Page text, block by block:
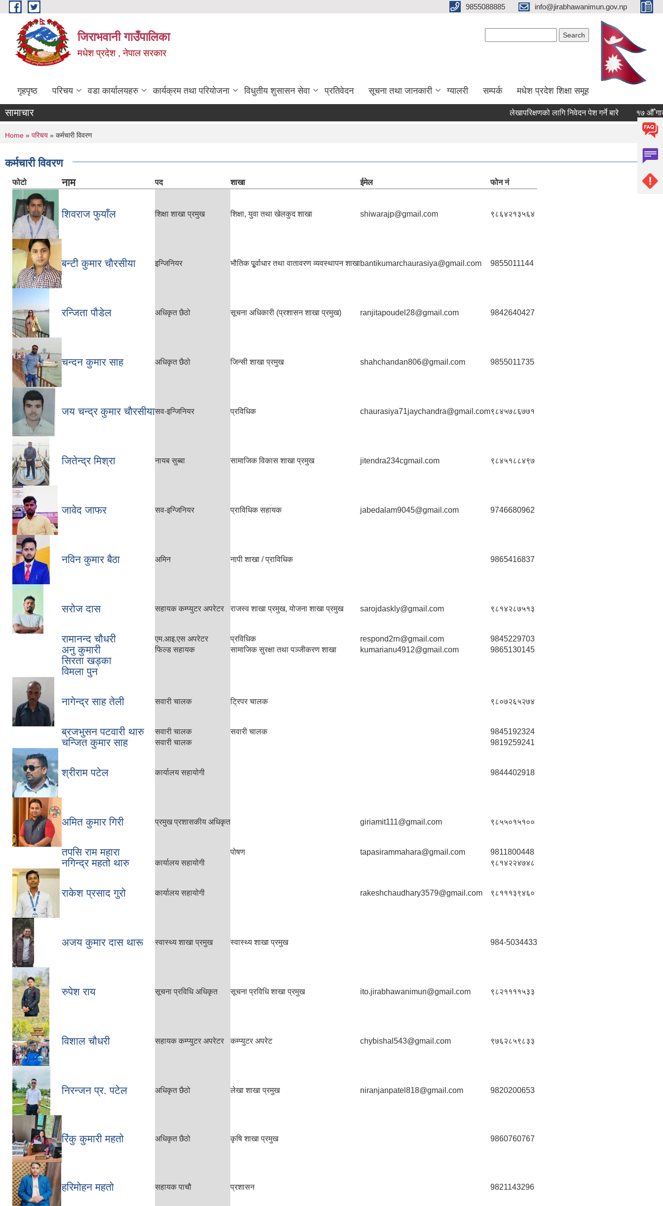
Skip to main content 9855088885 info@jirabhawanimun.gov.np
जिराभवानी गाउँपालिका
मधेश प्रदेश , नेपाल सरकार
गृहपृष्ठ परिचय वडा कार्यालयहरु कार्यक्रम तथा परियोजना विधुतीय शुसासन सेवा प्रतिवेदन सूचना तथा जानकारी ग्यालरी सम्पर्क मधेश प्रदेश शिक्षा समूह
सामाचार लेखापरिक्षणको लागि निवेदन पेश गर्ने बारे १७ औँ गाउँ सभा
You are here
Home » परिचय » कर्मचारी विवरण
कर्मचारी विवरण
फोटो नाम पद शाखा ईमेल फोन नं
शिवराज फुयाँल शिक्षा शाखा प्रमुख शिक्षा, युवा तथा खेलकुद शाखा shiwarajp@gmail.com ९८६४२१३५६४
बन्टी कुमार चाैरसीया इन्जिनियर भौतिक पूृ्र्वाधार तथा वातावरण व्यवस्थापन शाखाbantikumarchaurasiya@gmail.com 9855011144
रन्जिता पौडेल अधिकृत छैठो सूचना अधिकारी (प्रशासन शाखा प्रमुख) ranjitapoudel28@gmail.com 9842640427
चन्दन कुमार साह अधिकृत छैठो जिन्सी शाखा प्रमुख shahchandan806@gmail.com 9855011735
जय चन्द्र कुमार चाैरसीयासव-इन्जिनियर प्रविधिक chaurasiya71jaychandra@gmail.com९८४५७८६७७१
जितेन्द्र मिश्रा नायब सुब्बा सामाजिक विकास शाखा प्रमुख jitendra234cgmail.com ९८४५१८८४९७
जावेद जाफर सव-इन्जिनियर प्राविधिक सहायक jabedalam9045@gmail.com 9746680962
नविन कुमार बैठा अमिन नापी शाखा / प्राविधिक 9865416837
सरोज दास सहायक कम्प्युटर अपरेटर राजस्व शाखा प्रमुख, योजना शाखा प्रमुख sarojdaskly@gmail.com ९८१४२८७५१३
रामानन्द चौधरी एम.आइ.एस अपरेटर प्रविधिक respond2rn@gmail.com 9845229703
अनु कुमारी फिल्ड सहायक सामाजिक सुरक्षा तथा पञ्जीकरण शाखा kumarianu4912@gmail.com 9865130145
सिरता खड्का
विमला पुन
नागेन्द्र साह तेली सवारी चालक ट्रिपर चालक ९८०७२६५२७४
ब्रजभुसन पटवारी थारु सवारी चालक सवारी चालक 9845192324
चन्जित कुमार साह सवारी चालक 9819259241
श्रीराम पटेल कार्यालय सहायोगी 9844402918
अमित कुमार गिरी प्रमुख प्रशासकीय अधिकृत giriamit111@gmail.com ९८५५०१५१००
तपसि राम महारा पोषण tapasirammahara@gmail.com 9811800448
नगिन्द्र महतो थारु कार्यालय सहायोगी ९८१४२२४७४८
राकेश प्रसाद गुरो कार्यालय सहायोगी rakeshchaudhary3579@gmail.com ९८१११३९४६०
अजय कुमार दास थारू स्वास्थ्य शाखा प्रमुख स्वास्थ्य शाखा प्रमुख 984-5034433
रुपेश राय सूचना प्रविधि अधिकृत सूचना प्रविधि शाखा प्रमुख ito.jirabhawanimun@gmail.com ९८२११११५३३
विशाल चौधरी सहायक कम्प्युटर अपरेटर कम्प्युटर अपरेट chybishal543@gmail.com ९७६२८५९८३३
निरन्जन प्र. पटेल अधिकृत छैठो लेखा शाखा प्रमुख niranjanpatel818@gmail.com 9820200653
रिंकु कुमारी महतो अधिकृत छैठो कृषि शाखा प्रमुख 9860760767
हरिमोहन महतो सहायक पाचौ प्रशासन 9821143296